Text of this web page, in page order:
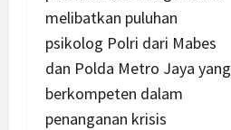
melibatkan puluhan
psikolog Polri dari Mabes
dan Polda Metro Jaya yang
berkompeten dalam
penanganan krisis